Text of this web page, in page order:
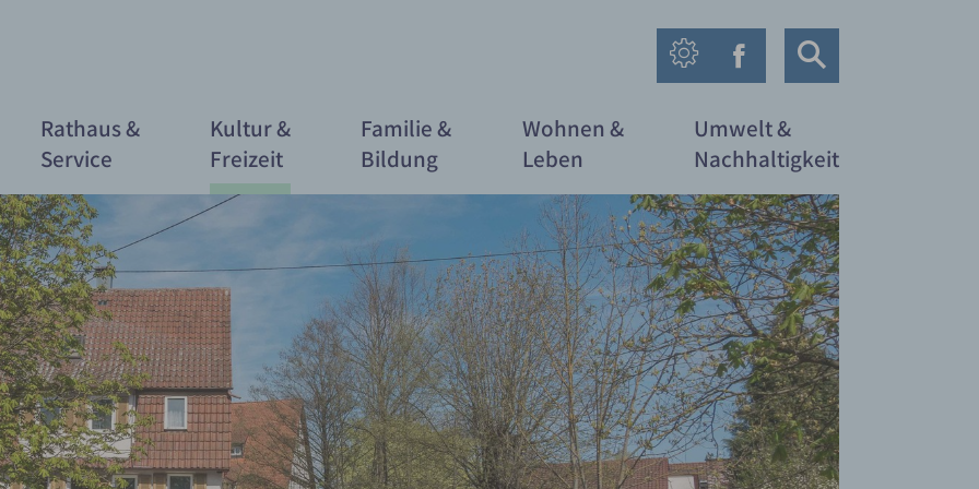
Rathaus &
Service
Kultur &
Freizeit
Familie &
Bildung
Wohnen &
Leben
Umwelt &
Nachhaltigkeit